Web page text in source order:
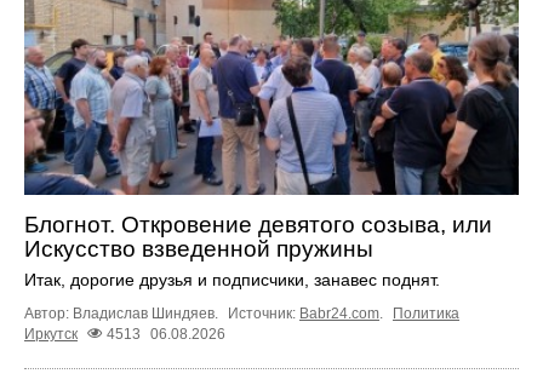
Блогнот. Откровение девятого созыва, или
Искусство взведенной пружины
Итак, дорогие друзья и подписчики, занавес поднят.
Автор: Владислав Шиндяев. Источник: Babr24.com.
Политика
Иркутск
4513 06.08.2026